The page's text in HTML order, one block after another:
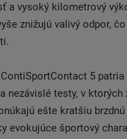
a vysoký kilometrový
znižujú valivý odpor,
5
nezávislé testy, v
ešte kratšiu
evokujúce športový